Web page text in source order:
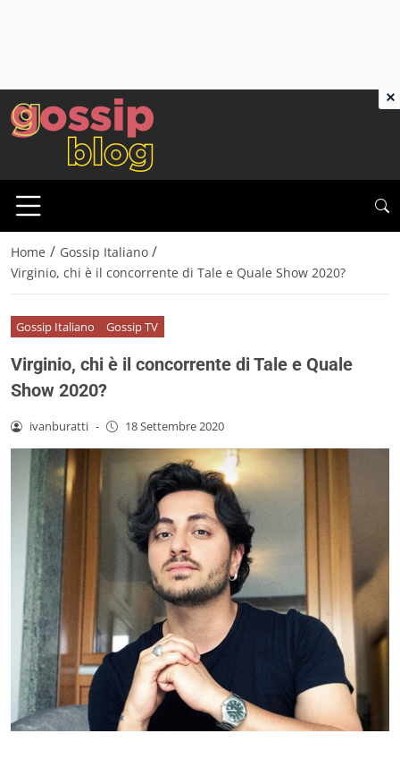
Home / Gossip Italiano /
Virginio, chi è il concorrente di Tale e Quale Show 2020?
Gossip Italiano Gossip TV
Virginio, chi è il concorrente di Tale e Quale
Show 2020?
ivanburatti - 18 Settembre 2020
×